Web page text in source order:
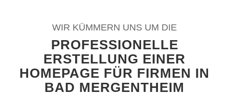
WIR KÜMMERN UNS UM DIE
PROFESSIONELLE
ERSTELLUNG EINER
HOMEPAGE FÜR FIRMEN IN
BAD MERGENTHEIM